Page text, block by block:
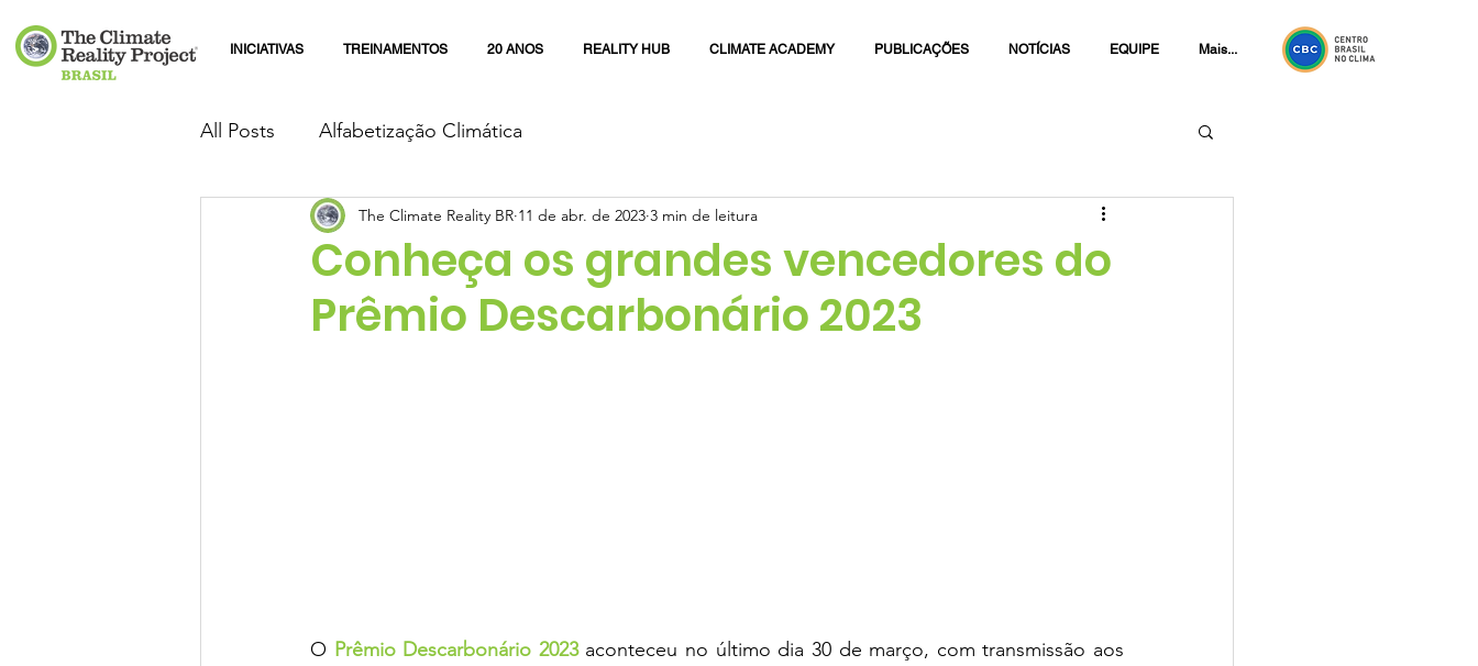
INICIATIVAS TREINAMENTOS 20 ANOS REALITY HUB CLIMATE ACADEMY PUBLICAÇÕES NOTÍCIAS EQUIPE Mais...
All Posts Alfabetização Climática
Conheça os grandes vencedores do
Prêmio Descarbonário 2023
The Climate Reality BR 11 de abr. de 2023 3 min de leitura
O Prêmio Descarbonário 2023 aconteceu no último dia 30 de março, com transmissão aos